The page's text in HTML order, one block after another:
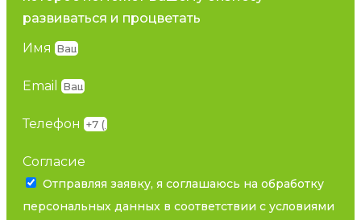
развиваться и процветать
Имя
Email
Телефон
Согласие
Отправляя заявку, я соглашаюсь на обработку
персональных данных в соответствии с условиями